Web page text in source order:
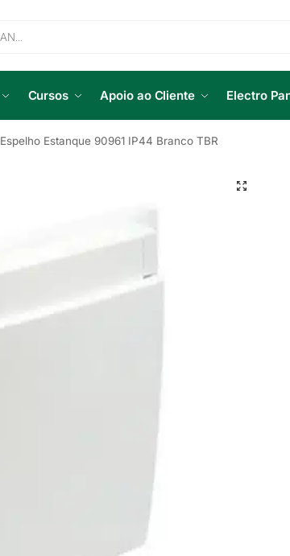
Cursos Apoio ao Cliente Electro
Espelho Estanque 90961 IP44 Branco TBR